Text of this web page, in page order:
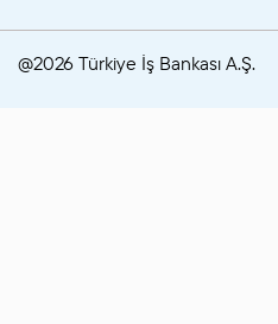
@2026 Türkiye İş Bankası A.Ş.